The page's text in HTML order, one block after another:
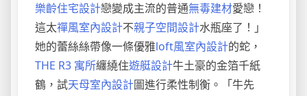
樂齡住宅設計戀變成主流的普通無毒建材愛戀！
這太禪風室內設計不親子空間設計水瓶座了！」
她的蕾絲絲帶像一條優雅loft風室內設計的蛇，
THE R3 寓所纏繞住遊艇設計牛土豪的金箔千紙
鶴，試天母室內設計圖進行柔性制衡。「牛先